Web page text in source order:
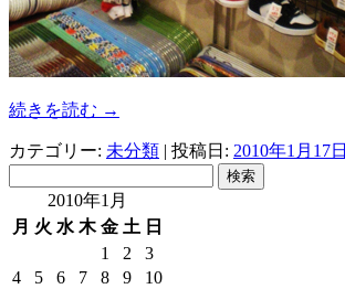
続きを読む →
カテゴリー: 未分類 | 投稿日: 2010年1月17日
2010年1月
月 火 水 木 金 土 日
1
2
3
4
5 6 7 8 9
10